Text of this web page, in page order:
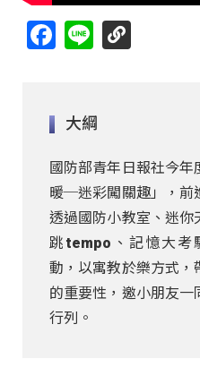
Facebook
Line
大綱
國防部青年日報社今
暖─迷彩闖關趣」，前
透過國防小教室、迷你
跳tempo、記憶大考
動，以寓教於樂方式，
的重要性，邀小朋友一
行列。